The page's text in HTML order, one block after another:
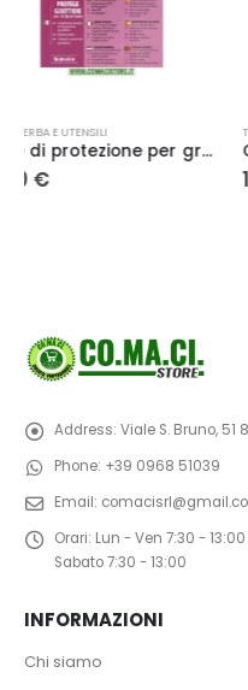
TAGLIAERBA E UTENSILI
Cavo elastico, clip elastiche da 10 cm per fissaggio rete
14,50
Address: Viale S. Bruno, 51
Phone: +39 0968 51039
Email:
Orari: Lun - Ven 7:30 -
Sabato 7:30 - 13:00
INFORMAZIONI
Chi siamo